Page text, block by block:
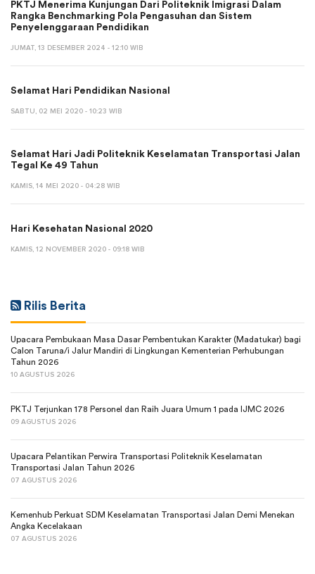
PKTJ Menerima Kunjungan Dari Politeknik Imigrasi Dalam
Rangka Benchmarking Pola Pengasuhan dan Sistem
Penyelenggaraan Pendidikan
JUMAT, 13 DESEMBER 2024 - 12:10 WIB
Selamat Hari Pendidikan Nasional
SABTU, 02 MEI 2020 - 10:23 WIB
Selamat Hari Jadi Politeknik Keselamatan Transportasi Jalan
Tegal Ke 49 Tahun
KAMIS, 14 MEI 2020 - 04:28 WIB
Hari Kesehatan Nasional 2020
KAMIS, 12 NOVEMBER 2020 - 09:18 WIB
Rilis Berita
Upacara Pembukaan Masa Dasar Pembentukan Karakter (Madatukar) bagi
Calon Taruna/i Jalur Mandiri di Lingkungan Kementerian Perhubungan
Tahun 2026
10 AGUSTUS 2026
PKTJ Terjunkan 178 Personel dan Raih Juara Umum 1 pada IJMC 2026
09 AGUSTUS 2026
Upacara Pelantikan Perwira Transportasi Politeknik Keselamatan
Transportasi Jalan Tahun 2026
07 AGUSTUS 2026
Kemenhub Perkuat SDM Keselamatan Transportasi Jalan Demi Menekan
Angka Kecelakaan
07 AGUSTUS 2026